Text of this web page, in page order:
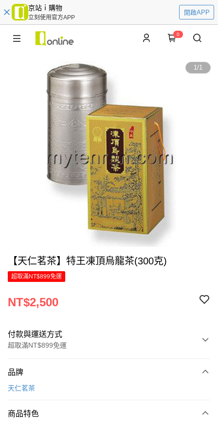
京站ｉ購物
立刻使用官方APP
開啟APP
0
1/1
【天仁茗茶】特王凍頂烏龍茶(300克)
超取滿NT$899免運
NT$2,500
付款與運送方式
超取滿NT$899免運
信用卡一次付款
Apple Pay
品牌
天仁茗茶
商品特色